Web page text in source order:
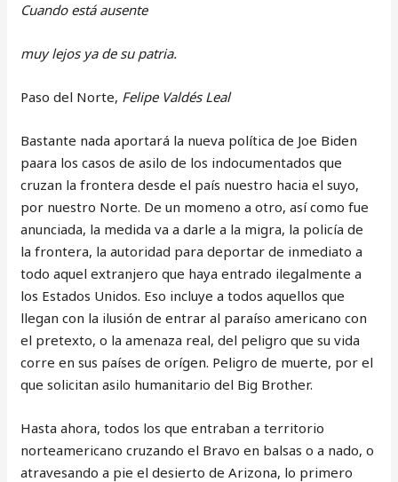
Cuando está ausente
muy lejos ya de su patria.
Paso del Norte, Felipe Valdés Leal
Bastante nada aportará la nueva política de Joe Biden
paara los casos de asilo de los indocumentados que
cruzan la frontera desde el país nuestro hacia el suyo,
por nuestro Norte. De un momeno a otro, así como fue
anunciada, la medida va a darle a la migra, la policía de
la frontera, la autoridad para deportar de inmediato a
todo aquel extranjero que haya entrado ilegalmente a
los Estados Unidos. Eso incluye a todos aquellos que
llegan con la ilusión de entrar al paraíso americano con
el pretexto, o la amenaza real, del peligro que su vida
corre en sus países de orígen. Peligro de muerte, por el
que solicitan asilo humanitario del Big Brother.
Hasta ahora, todos los que entraban a territorio
norteamericano cruzando el Bravo en balsas o a nado, o
atravesando a pie el desierto de Arizona, lo primero